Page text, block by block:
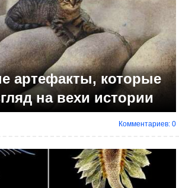
артефакты, которые
на вехи истории
Комментариев: 0